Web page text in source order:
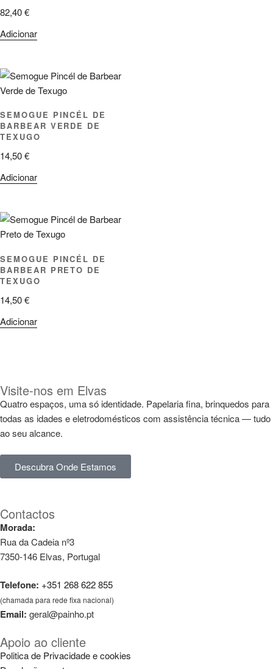
82,40€
Adicionar
SEMOGUE PINCÉL DE
BARBEAR VERDE DE
TEXUGO
14,50€
Adicionar
SEMOGUE PINCÉL DE
BARBEAR PRETO DE
TEXUGO
14,50€
Adicionar
Visite-nos em Elvas
Quatro espaços, uma só identidade. Papelaria fina, brinquedos para
todas as idades e eletrodomésticos com assistência técnica — tudo
ao seu alcance.
Descubra Onde Estamos
Contactos
Morada:
Rua da Cadeia nº3
7350-146 Elvas, Portugal
Telefone: +351 268 622 855
(chamada para rede fixa nacional)
Email: geral@painho.pt
Apoio ao cliente
Politica de Privacidade e cookies